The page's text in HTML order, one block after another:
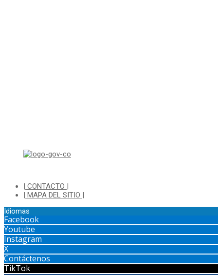
| CONTACTO |
| MAPA DEL SITIO |
Idiomas
Facebook
Youtube
Instagram
X
Contáctenos
TikTok